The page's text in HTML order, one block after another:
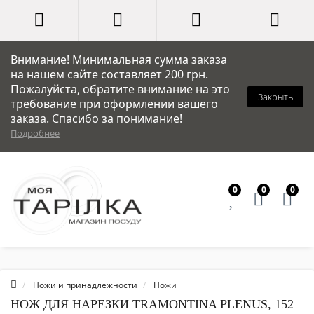
Внимание! Минимальная сумма заказа
на нашем сайте составляет 200 грн.
Пожалуйста, обратите внимание на это
требование при оформлении вашего
заказа. Спасибо за понимание!
Подробнее
Закрыть
0 0 0
Ножи и принадлежности Ножи
НОЖ ДЛЯ НАРЕЗКИ TRAMONTINA PLENUS, 152